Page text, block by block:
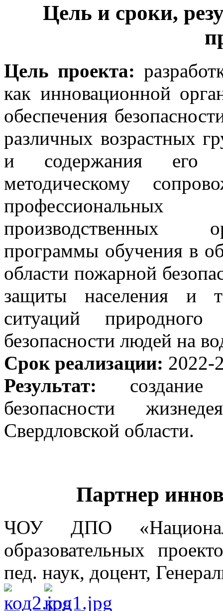
Цель и сроки,
Цель проекта:
как инновационной
обеспечения
различных возрастных
и содержания его
методическому
производственных
программы обучения в
области пожарной
защиты населения и
ситуаций природного
безопасности людей на
Срок реализации: 2022-
Результат: создание
безопасности
Свердловской области.
Партнер
ЧОУ ДПО
образовательных
пед. наук, доцент,